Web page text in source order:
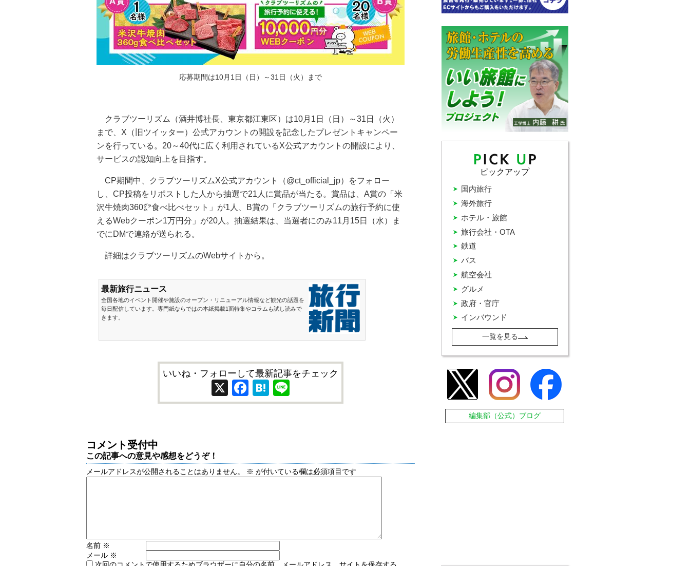
応募期間は10月1日（日）～31日（火）まで
クラブツーリズム（酒井博社長、東京都江東区）は10月1日（日）～31日（火）
まで、X（旧ツイッター）公式アカウントの開設を記念したプレゼントキャンペー
ンを行っている。20～40代に広く利用されているX公式アカウントの開設により、
サービスの認知向上を目指す。
CP期間中、クラブツーリズムX公式アカウント（@ct_official_jp）をフォロー
し、CP投稿をリポストした人から抽選で21人に賞品が当たる。賞品は、A賞の「米
沢牛焼肉360㌘食べ比べセット」が1人、B賞の「クラブツーリズムの旅行予約に使
えるWebクーポン1万円分」が20人。抽選結果は、当選者にのみ11月15日（水）ま
でにDMで連絡が送られる。
詳細はクラブツーリズムのWebサイトから。
最新旅行ニュース
全国各地のイベント開催や施設のオープン・リニューアル情報など観光の話題を
毎日配信しています。専門紙ならではの本紙掲載1面特集やコラムも試し読みで
きます。
いいね・フォローして最新記事をチェック
X Facebook
Hatena
コメント受付中
この記事への意見や感想をどうぞ！
メールアドレスが公開されることはありません。 ※ が付いている欄は必須項目です
名前 ※
メール ※
ピックアップ
インバウンド
グルメ
バス
ホテル・旅館
国内旅行
政府・官庁
旅行会社・OTA
海外旅行
航空会社
鉄道
一覧を見る
編集部（公式）ブログ